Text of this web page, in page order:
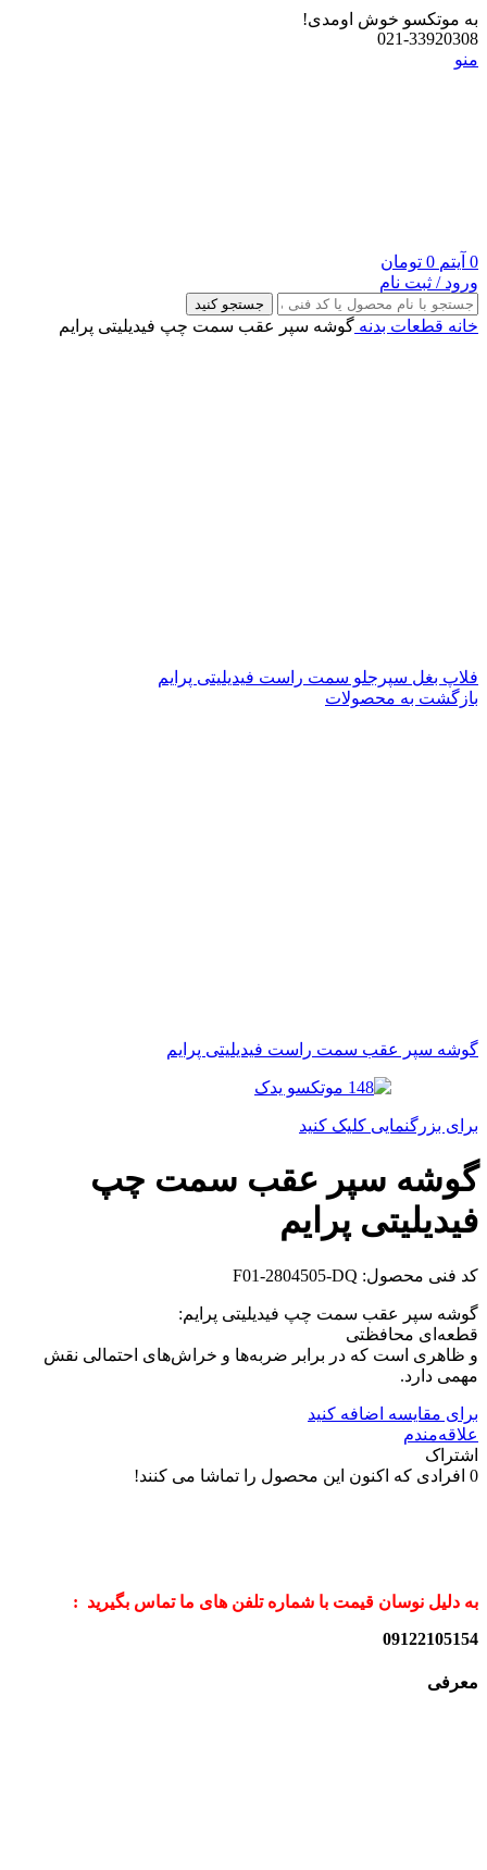
به موتکسو خوش اومدی!
021-33920308
منو
0 آیتم 0 تومان
ورود / ثبت نام
جستجو کنید
خانه قطعات بدنه گوشه سپر عقب سمت چپ فیدیلیتی پرایم
فلاپ بغل سپرجلو سمت راست فیدیلیتی پرایم
بازگشت به محصولات
گوشه سپر عقب سمت راست فیدیلیتی پرایم
برای بزرگنمایی کلیک کنید
گوشه سپر عقب سمت چپ
فیدیلیتی پرایم
کد فنی محصول: F01-2804505-DQ
گوشه سپر عقب سمت چپ فیدیلیتی پرایم:
قطعه‌ای محافظتی
و ظاهری است که در برابر ضربه‌ها و خراش‌های احتمالی نقش
مهمی دارد.
برای مقایسه اضافه کنید
علاقه‌مندم
اشتراک
0 افرادی که اکنون این محصول را تماشا می کنند!
به دلیل نوسان قیمت با شماره تلفن های ما تماس بگیرید :
09122105154
معرفی